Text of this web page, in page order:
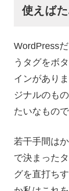
使えば
WordPress
うタグをボ
インがあり
ジナルのも
たいなもので
若干手間は
で決まった
グを直打ち